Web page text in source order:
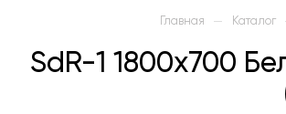
Главная — Каталог
SdR-1 1800х700